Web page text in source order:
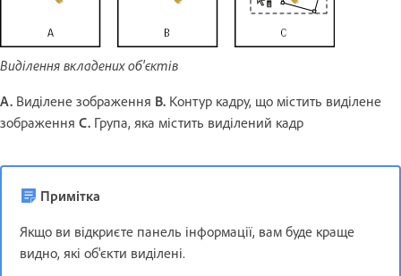
Виділення вкладених об'єктів
A. Виділене зображення B. Контур кадру, що містить виділене
зображення C. Група, яка містить виділений кадр
Примітка
Якщо ви відкриєте панель інформації, вам буде краще
видно, які об'єкти виділені.